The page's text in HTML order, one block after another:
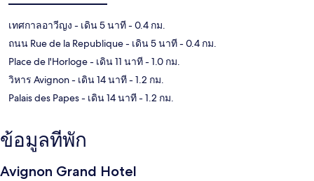
เทศกาลอาวีญง - เดิน 5 นาที- 0.4 กม.
ถนน Rue de la Republique- เดิน 5 นาที- 0.4 กม.
Place de l'Horloge- เดิน 11 นาที- 1.0 กม.
วิหาร Avignon- เดิน 14 นาที- 1.2 กม.
Palais des Papes- เดิน 14 นาที- 1.2 กม.
ข้อมูลที่พัก
Avignon Grand Hotel